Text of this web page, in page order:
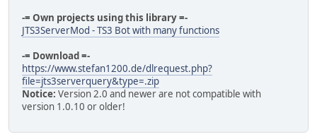
-= Own projects using this library =-
JTS3ServerMod - TS3 Bot with many functions
-= Download =-
https://www.stefan1200.de/dlrequest.php?
file=jts3serverquery&type=.zip
Notice: Version 2.0 and newer are not compatible with
version 1.0.10 or older!